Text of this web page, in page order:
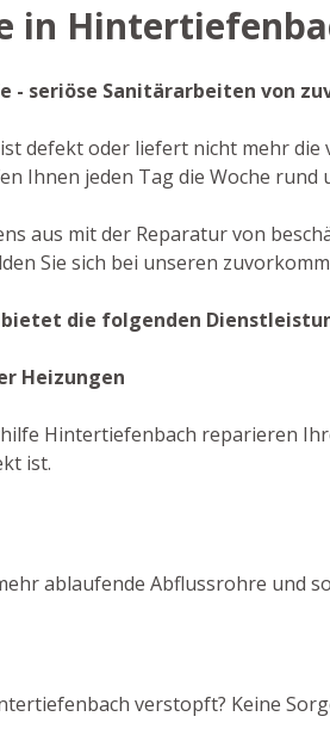
in
- seriöse Sanitärarbeiten von
defekt oder liefert nicht mehr
Ihnen jeden Tag die Woche rund
aus mit der Reparatur von
Sie sich bei unseren
die folgenden
Heizungen
Hintertiefenbach reparieren
ist.
ablaufende Abflussrohre und
verstopft? Keine